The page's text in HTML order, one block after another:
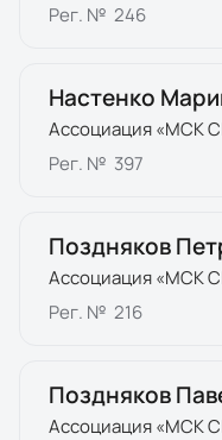
Рег. № 246
Настенко
Ассоциация «МСК
Рег. № 397
Поздняков
Ассоциация «МСК
Рег. № 216
Поздняков
Ассоциация «МСК